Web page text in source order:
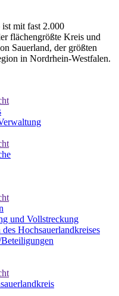
mit fast 2.000
flächengrößte Kreis und
Sauerland, der größten
in Nordrhein-Westfalen.
und Vollstreckung
Hochsauerlandkreises